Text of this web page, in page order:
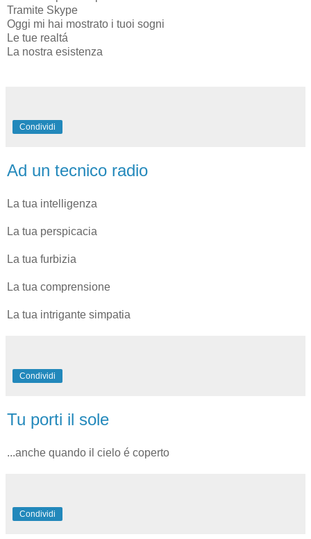
Tramite Skype
Oggi mi hai mostrato i tuoi sogni
Le tue realtá
La nostra esistenza
Condividi
Ad un tecnico radio
La tua intelligenza
La tua perspicacia
La tua furbizia
La tua comprensione
La tua intrigante simpatia
Condividi
Tu porti il sole
...anche quando il cielo é coperto
Condividi